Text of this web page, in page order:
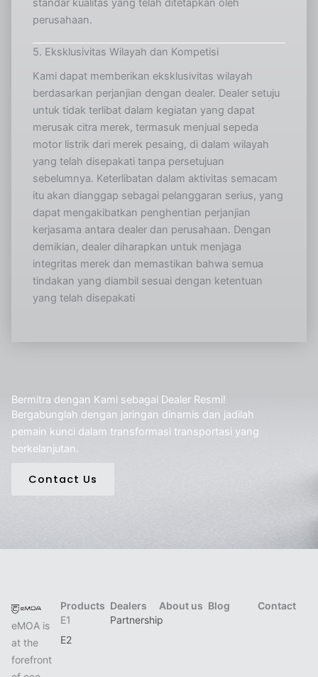
standar kualitas yang telah ditetapkan oleh
perusahaan.
5. Eksklusivitas Wilayah dan Kompetisi
Kami dapat memberikan eksklusivitas wilayah
berdasarkan perjanjian dengan dealer. Dealer setuju
untuk tidak terlibat dalam kegiatan yang dapat
merusak citra merek, termasuk menjual sepeda
motor listrik dari merek pesaing, di dalam wilayah
yang telah disepakati tanpa persetujuan
sebelumnya. Keterlibatan dalam aktivitas semacam
itu akan dianggap sebagai pelanggaran serius, yang
dapat mengakibatkan penghentian perjanjian
kerjasama antara dealer dan perusahaan. Dengan
demikian, dealer diharapkan untuk menjaga
integritas merek dan memastikan bahwa semua
tindakan yang diambil sesuai dengan ketentuan
yang telah disepakati
Bermitra dengan Kami sebagai Dealer Resmi!
Bergabunglah dengan jaringan dinamis dan jadilah
pemain kunci dalam transformasi transportasi yang
berkelanjutan.
Contact Us
eMOA is
at the
forefront
Products
E1
E2
Dealers
Partnership
About us Blog Contact